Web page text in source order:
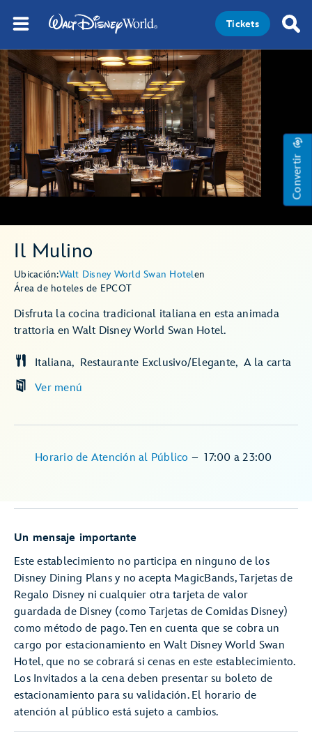
Tickets
Convertir
Il Mulino
Ubicación:Walt Disney World Swan Hotelen
Área de hoteles de EPCOT
Disfruta la cocina tradicional italiana en esta animada
trattoria en Walt Disney World Swan Hotel.
Ver menú
Italiana Restaurante Exclusivo/Elegante A la carta
Horario de Atención al Público –17:00 a 23:00
Un mensaje importante
Este establecimiento no participa en ninguno de los
Disney Dining Plans y no acepta MagicBands, Tarjetas de
Regalo Disney ni cualquier otra tarjeta de valor
guardada de Disney (como Tarjetas de Comidas Disney)
como método de pago. Ten en cuenta que se cobra un
cargo por estacionamiento en Walt Disney World Swan
Hotel, que no se cobrará si cenas en este establecimiento.
Los Invitados a la cena deben presentar su boleto de
estacionamiento para su validación. El horario de
atención al público está sujeto a cambios.